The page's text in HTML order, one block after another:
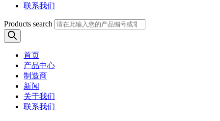
联系我们
Products search
首页
产品中心
制造商
新闻
关于我们
联系我们